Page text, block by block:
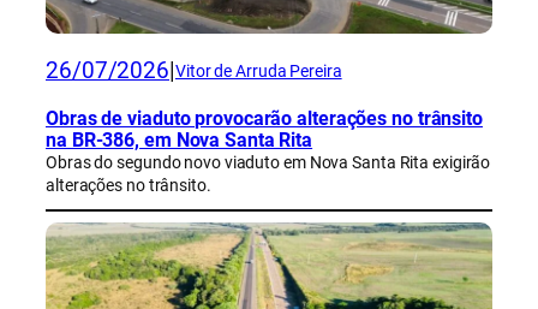
26/07/2026 Vitor de Arruda Pereira
Obras de viaduto provocarão alterações no trânsito
na BR-386, em Nova Santa Rita
Obras do segundo novo viaduto em Nova Santa Rita exigirão
alterações no trânsito.